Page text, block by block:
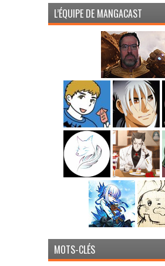
L’ÉQUIPE DE MANGACAST
MOTS-CLÉS